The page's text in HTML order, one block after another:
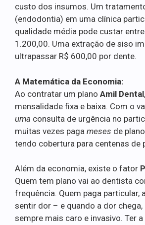
custo dos insumos. Um
(endodontia) em uma clínica
qualidade média pode custar
1.200,00. Uma extração de siso
ultrapassar R$ 600,00 por dente.
A Matemática da Economia:
Ao contratar um plano Amil Dental
mensalidade fixa e baixa. Com o
uma consulta de urgência no
muitas vezes paga meses de
tendo cobertura para centenas de
Além da economia, existe o fator
Quem tem plano vai ao dentista
frequência. Quem paga particular,
sentir dor – e quando a dor
sempre mais caro e invasivo. Ter